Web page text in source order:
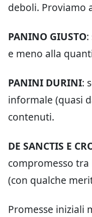
deboli. Proviamo
PANINO GIUSTO
e meno alla
PANINI DURINI:
informale (quasi
contenuti.
DE SANCTIS E
compromesso
(con qualche
Promesse iniziali